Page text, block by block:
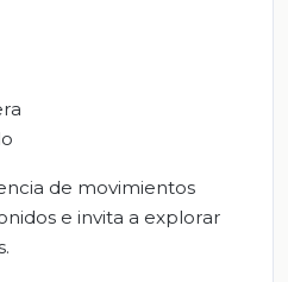
de movimientos
e invita a explorar